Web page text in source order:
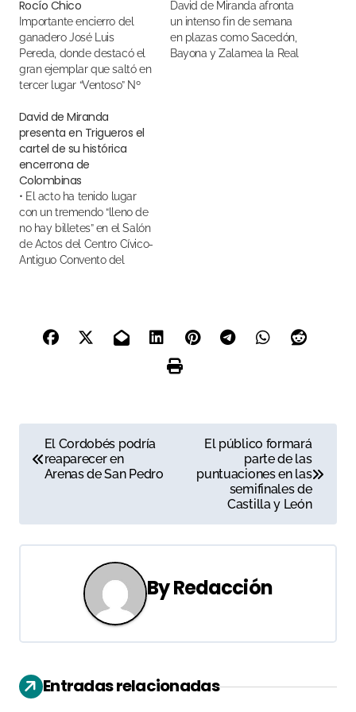
Rocío Chico
ganadero José Luis
Pereda, donde destacó el
gran ejemplar que saltó en
tercer lugar “Ventoso” Nº
al ruedo
David de Miranda afronta
un intenso fin de semana
en plazas como Sacedón,
Bayona y Zalamea la Real
David de Miranda
presenta en Trigueros el
cartel de su histórica
encerrona de
Colombinas
• El acto ha tenido lugar
con un tremendo “lleno de
no hay billetes” en el Salón
de Actos del Centro Cívico-
Antiguo Convento del
a
e
c
i
ó
El Cordobés podría
reaparecer en
Arenas de San Pedro
El público formará
parte de las
puntuaciones en las
semifinales de
Castilla y León
ByRedacción
Entradas relacionadas